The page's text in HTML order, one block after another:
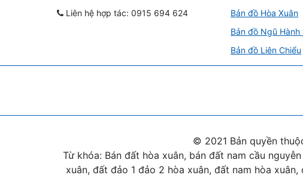
Liên hệ hợp tác: 0915 694 624
Bản đồ Hòa Xuân
Bản đồ Ngũ Hành
Bản đồ Liên Chiểu
© 2021 Bản quyền
Từ khóa: Bán đất hòa xuân, bán đất nam cầu
xuân, đất đảo 1 đảo 2 hòa xuân, đất nam hòa